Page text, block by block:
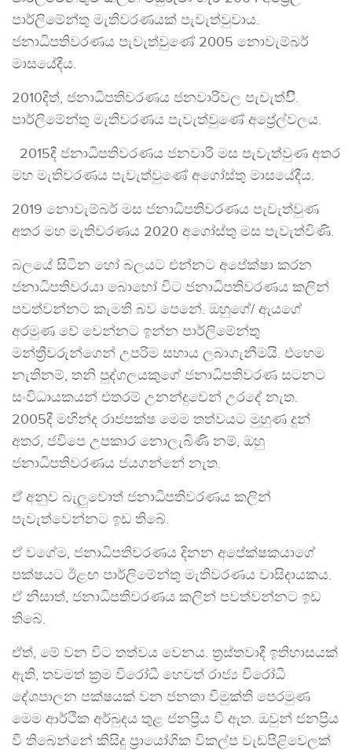
පාර්ලිමේන්තු මැතිවරණයක් පැවැත්වුවාය.
ජනාධිපතිවරණය පැවැත්වුණේ 2005 නොවැම්බර්
මාසයේදීය.
2010දිත්, ජනාධිපතිවරණය ජනවාරිවල පැවැත්විිි.
පාර්ලිමේන්තු මැතිවරණය පැවැත්වුණේ අප්‍රේල්වලය.
2015දී ජනාධිපතිවරණය ජනවාරි මස පැවැත්වුණ අතර
මහ මැතිවරණය පැවැත්වුණේ අගෝස්තු මාසයේදීය.
2019 නොවැම්බර් මස ජනාධිපතිවරණය පැවැත්වුණ
අතර මහ මැතිවරණය 2020 අගෝස්තු මස පැවැත්විණි.
බලයේ සිටින හෝ බලයට එන්නට අපේක්ෂා කරන
ජනාධිපතිවරයා බොහෝ විට ජනාධිපතිවරණය කලින්
පවත්වන්නට කැමති බව පෙනේ. ඔහුගේ/ ඇයගේ
අරමුණ වේ වෙන්නට ඉන්න පාර්ලිමේන්තු
මන්ත්‍රීවරුන්ගෙන් උපරිම සහාය ලබාගැනීමයි. එහෙම
නැතිනම්, තනි පුද්ගලයකුගේ ජනාධිපතිවරණ සටනට
සංවිධායකයන් එතරම් උනන්දුවෙන් උරදේ නැත.
2005දී මහින්ද රාජපක්ෂ මෙම තත්වයට මුහුණ දුන්
අතර, ජවිපෙ උපකාර නොලැබිණි නම්, ඔහු
ජනාධිපතිවරණය ජයගන්නේ නැත.
ඒ අනුව බැලුවොත් ජනාධිපතිවරණය කලින්
පැවැත්වෙන්නට ඉඩ තිබේ.
ඒ වගේම, ජනාධිපතිවරණය දිනන අපේක්ෂකයාගේ
පක්ෂයට ඊළඟ පාර්ලිමේන්තු මැතිවරණය වාසිදායකය.
ඒ නිසාත්, ජනාධිපතිවරණය කලින් පවත්වන්නට ඉඩ
තිබේ.
ඒත්, මේ වන විට තත්වය වෙනය. ත්‍රස්තවාදී ඉතිහාසයක්
ඇති, තවමත් ක්‍රම විරෝධී හෙවත් රාජ්‍ය විරෝධී
දේශපාලන පක්ෂයක් වන ජනතා විමුක්ති පෙරමුණ
මෙම ආර්ථික අර්බුදය තුළ ජනප්‍රිය වී ඇත. ඔවුන් ජනප්‍රිය
වී තිබෙන්නේ කිසිදු ප්‍රායෝගික විකල්ප වැඩපිළිවෙලක්